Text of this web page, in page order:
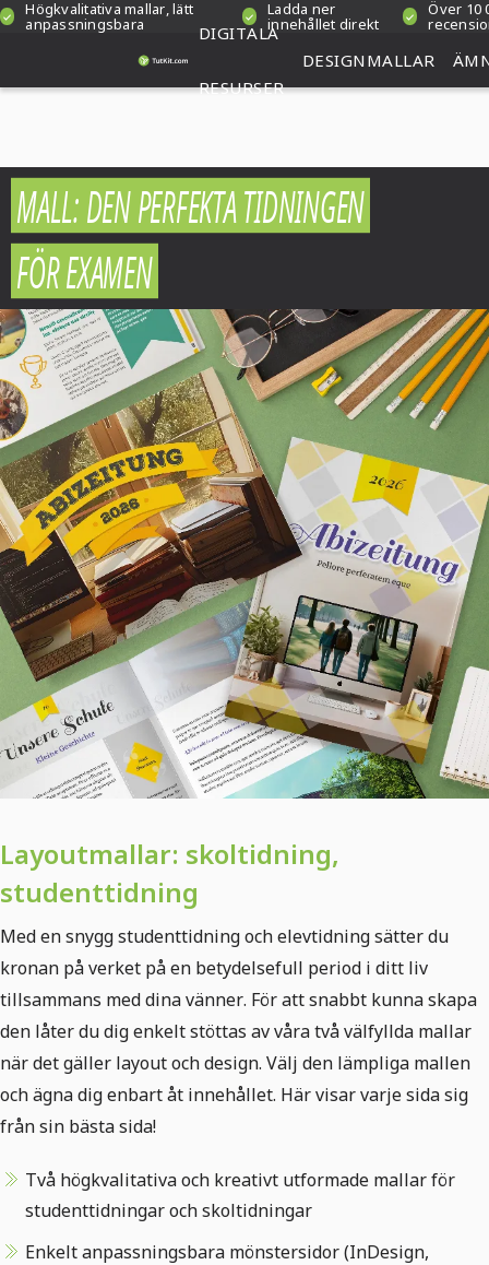
Högkvalitativa mallar, lätt
anpassningsbara
Ladda ner
innehållet direkt
Över 10
DIGITALA
RESURSER
DESIGNMALLAR
MALL: DEN PERFEKTA TIDNINGEN
FÖR EXAMEN
Layoutmallar: skoltidning,
studenttidning
Med en snygg studenttidning och elevtidning sätter du
kronan på verket på en betydelsefull period i ditt liv
tillsammans med dina vänner. För att snabbt kunna skapa
den låter du dig enkelt stöttas av våra två välfyllda mallar
när det gäller layout och design. Välj den lämpliga mallen
och ägna dig enbart åt innehållet. Här visar varje sida sig
från sin bästa sida!
Två högkvalitativa och kreativt utformade mallar för
studenttidningar och skoltidningar
Enkelt anpassningsbara mönstersidor (InDesign,